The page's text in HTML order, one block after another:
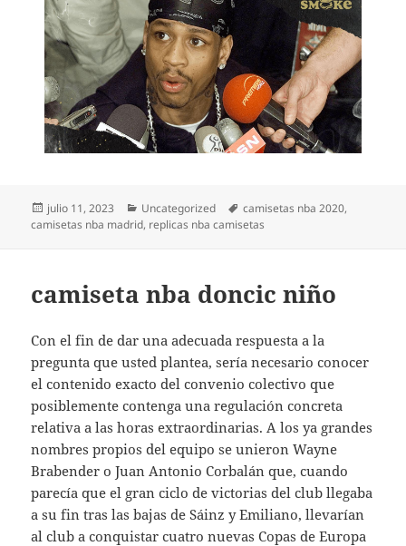
Publicado
el
julio 11, 2023 Categorías
Uncategorized Etiquetas
camisetas nba 2020,
camisetas nba madrid, replicas nba camisetas
camiseta nba doncic niño
Con el fin de dar una adecuada respuesta a la
pregunta que usted plantea, sería necesario conocer
el contenido exacto del convenio colectivo que
posiblemente contenga una regulación concreta
relativa a las horas extraordinarias. A los ya grandes
nombres propios del equipo se unieron Wayne
Brabender o Juan Antonio Corbalán que, cuando
parecía que el gran ciclo de victorias del club llegaba
a su fin tras las bajas de Sáinz y Emiliano, llevarían
al club a conquistar cuatro nuevas Copas de Europa